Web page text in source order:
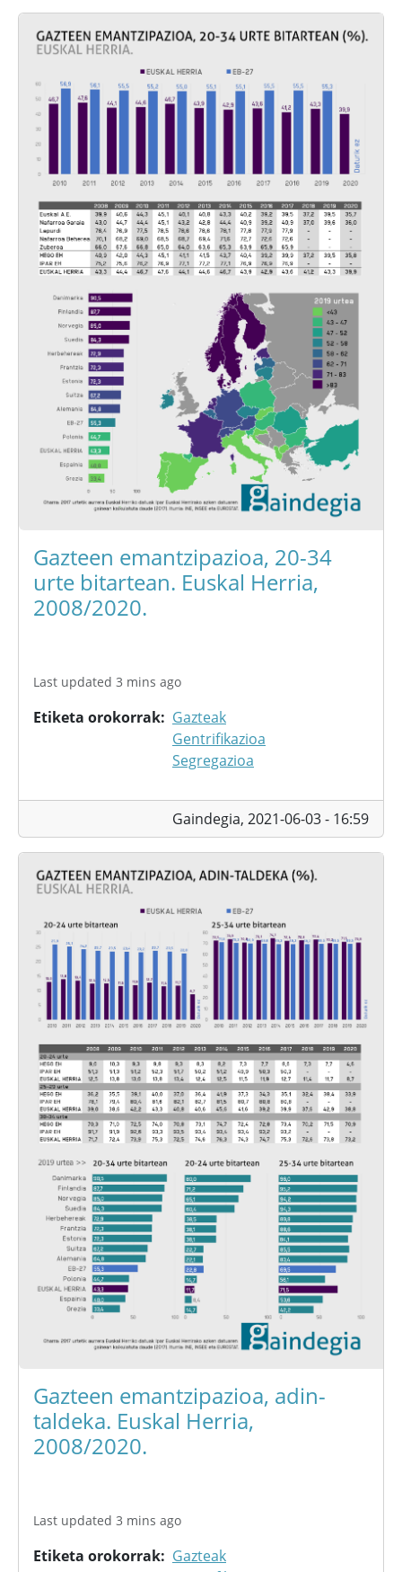
Gazteen emantzipazioa, 20-34
urte bitartean. Euskal Herria,
2008/2020.
Last updated 3 mins ago
Etiketa orokorrak
Gazteak
Gentrifikazioa
Segregazioa
Gaindegia, 2021-06-03 - 16:59
Gazteen emantzipazioa, adin-
taldeka. Euskal Herria,
2008/2020.
Last updated 3 mins ago
Etiketa orokorrak
Gazteak